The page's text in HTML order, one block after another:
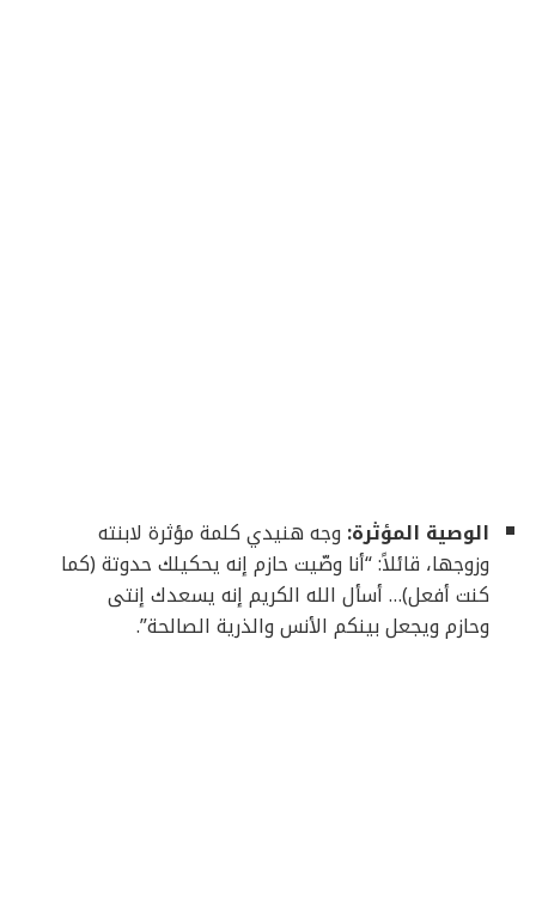
الوصية المؤثرة:وجه هنيدي كلمة مؤثرة لابنته
وزوجها، قائلاً: “أنا وصّيت حازم إنه يحكيلك حدوتة (كما
كنت أفعل)… أسأل الله الكريم إنه يسعدك إنتى
وحازم ويجعل بينكم الأنس والذرية الصالحة”.